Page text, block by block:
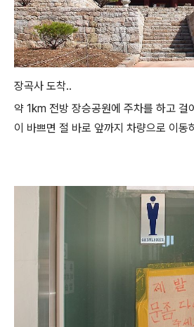
장곡사 도착..
약 1km 전방 장승공원에 주차를 하고 걸
이 바쁘면 절 바로 앞까지 차량으로 이동